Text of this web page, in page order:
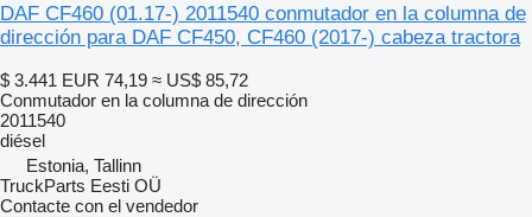
DAF CF460 (01.17-) 2011540 conmutador en la columna de
dirección para DAF CF450, CF460 (2017-) cabeza tractora
$ 3.441 EUR 74,19 ≈ US$ 85,72
Conmutador en la columna de dirección
2011540
diésel
Estonia, Tallinn
TruckParts Eesti OÜ
Contacte con el vendedor